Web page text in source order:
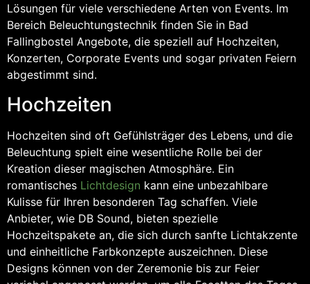
Lösungen für viele verschiedene Arten von Events. Im
Bereich Beleuchtungstechnik finden Sie in Bad
Fallingbostel Angebote, die speziell auf Hochzeiten,
Konzerten, Corporate Events und sogar privaten Feiern
abgestimmt sind.
Hochzeiten
Hochzeiten sind oft Gefühlsträger des Lebens, und die
Beleuchtung spielt eine wesentliche Rolle bei der
Kreation dieser magischen Atmosphäre. Ein
romantisches Lichtdesign kann eine unbezahlbare
Kulisse für Ihren besonderen Tag schaffen. Viele
Anbieter, wie DB Sound, bieten spezielle
Hochzeitspakete an, die sich durch sanfte Lichtakzente
und einheitliche Farbkonzepte auszeichnen. Diese
Designs können von der Zeremonie bis zur Feier